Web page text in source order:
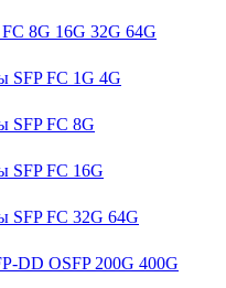
8G 16G 32G 64G
SFP FC 1G 4G
SFP FC 8G
SFP FC 16G
SFP FC 32G 64G
DD OSFP 200G 400G